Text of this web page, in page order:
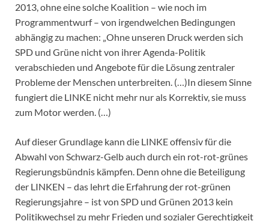
2013, ohne eine solche Koalition – wie noch im
Programmentwurf – von irgendwelchen Bedingungen
abhängig zu machen: „Ohne unseren Druck werden sich
SPD und Grüne nicht von ihrer Agenda-Politik
verabschieden und Angebote für die Lösung zentraler
Probleme der Menschen unterbreiten. (…)In diesem Sinne
fungiert die LINKE nicht mehr nur als Korrektiv, sie muss
zum Motor werden. (…)
Auf dieser Grundlage kann die LINKE offensiv für die
Abwahl von Schwarz-Gelb auch durch ein rot-rot-grünes
Regierungsbündnis kämpfen. Denn ohne die Beteiligung
der LINKEN – das lehrt die Erfahrung der rot-grünen
Regierungsjahre – ist von SPD und Grünen 2013 kein
Politikwechsel zu mehr Frieden und sozialer Gerechtigkeit